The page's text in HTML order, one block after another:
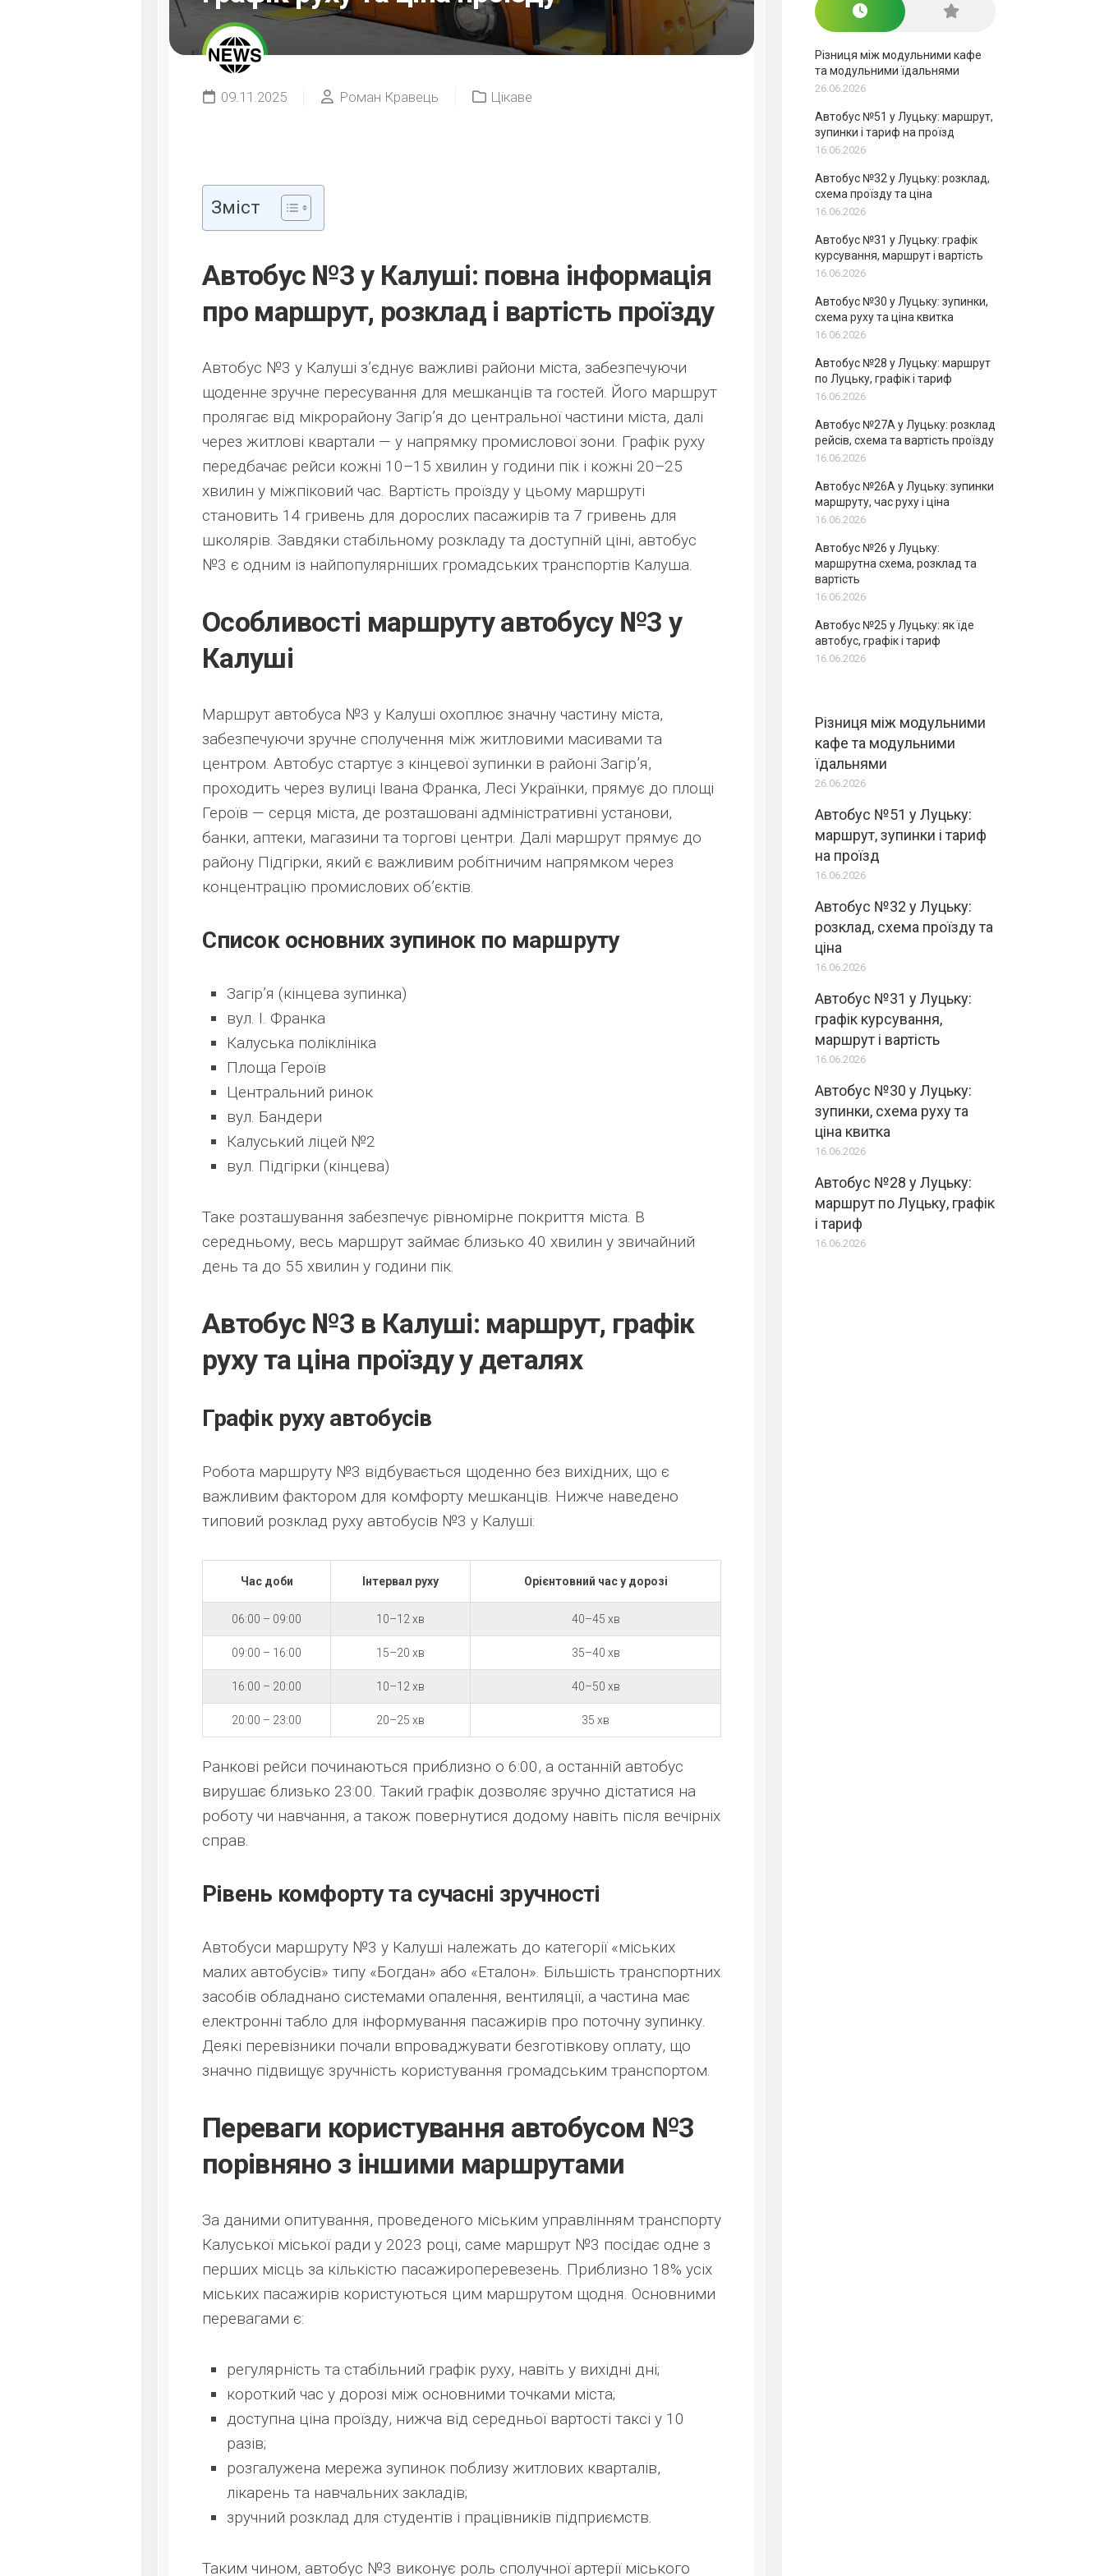
09.11.2025 Роман Кравець Цікаве
Зміст
Автобус №3 у Калуші: повна інформація
про маршрут, розклад і вартість проїзду
Автобус №3 у Калуші з’єднує важливі райони міста, забезпечуючи
щоденне зручне пересування для мешканців та гостей. Його маршрут
пролягає від мікрорайону Загір’я до центральної частини міста, далі
через житлові квартали — у напрямку промислової зони. Графік руху
передбачає рейси кожні 10–15 хвилин у години пік і кожні 20–25
хвилин у міжпіковий час. Вартість проїзду у цьому маршруті
становить 14 гривень для дорослих пасажирів та 7 гривень для
школярів. Завдяки стабільному розкладу та доступній ціні, автобус
№3 є одним із найпопулярніших громадських транспортів Калуша.
Особливості маршруту автобусу №3 у
Калуші
Маршрут автобуса №3 у Калуші охоплює значну частину міста,
забезпечуючи зручне сполучення між житловими масивами та
центром. Автобус стартує з кінцевої зупинки в районі Загір’я,
проходить через вулиці Івана Франка, Лесі Українки, прямує до площі
Героїв — серця міста, де розташовані адміністративні установи,
банки, аптеки, магазини та торгові центри. Далі маршрут прямує до
району Підгірки, який є важливим робітничим напрямком через
концентрацію промислових об’єктів.
Список основних зупинок по маршруту
Загір’я (кінцева зупинка)
вул. І. Франка
Калуська поліклініка
Площа Героїв
Центральний ринок
вул. Бандери
Калуський ліцей №2
вул. Підгірки (кінцева)
Таке розташування забезпечує рівномірне покриття міста. В
середньому, весь маршрут займає близько 40 хвилин у звичайний
день та до 55 хвилин у години пік.
Автобус №3 в Калуші: маршрут, графік
руху та ціна проїзду у деталях
Графік руху автобусів
Робота маршруту №3 відбувається щоденно без вихідних, що є
важливим фактором для комфорту мешканців. Нижче наведено
типовий розклад руху автобусів №3 у Калуші:
Час доби Інтервал руху Орієнтовний час у дорозі
06:00 – 09:00 10–12 хв 40–45 хв
09:00 – 16:00 15–20 хв 35–40 хв
16:00 – 20:00 10–12 хв 40–50 хв
20:00 – 23:00 20–25 хв 35 хв
Ранкові рейси починаються приблизно о 6:00, а останній автобус
вирушає близько 23:00. Такий графік дозволяє зручно дістатися на
роботу чи навчання, а також повернутися додому навіть після вечірніх
справ.
Рівень комфорту та сучасні зручності
Автобуси маршруту №3 у Калуші належать до категорії «міських
малих автобусів» типу «Богдан» або «Еталон». Більшість транспортних
засобів обладнано системами опалення, вентиляції, а частина має
електронні табло для інформування пасажирів про поточну зупинку.
Деякі перевізники почали впроваджувати безготівкову оплату, що
значно підвищує зручність користування громадським транспортом.
Переваги користування автобусом №3
порівняно з іншими маршрутами
За даними опитування, проведеного міським управлінням транспорту
Калуської міської ради у 2023 році, саме маршрут №3 посідає одне з
перших місць за кількістю пасажироперевезень. Приблизно 18% усіх
міських пасажирів користуються цим маршрутом щодня. Основними
перевагами є:
регулярність та стабільний графік руху, навіть у вихідні дні;
короткий час у дорозі між основними точками міста;
доступна ціна проїзду, нижча від середньої вартості таксі у 10
разів;
розгалужена мережа зупинок поблизу житлових кварталів,
лікарень та навчальних закладів;
зручний розклад для студентів і працівників підприємств.
Таким чином, автобус №3 виконує роль сполучної артерії міського
Різниця між модульними кафе
та модульними їдальнями
26.06.2026
Автобус №51 у Луцьку: маршрут,
зупинки і тариф на проїзд
16.06.2026
Автобус №32 у Луцьку: розклад,
схема проїзду та ціна
16.06.2026
Автобус №31 у Луцьку: графік
курсування, маршрут і вартість
16.06.2026
Автобус №30 у Луцьку: зупинки,
схема руху та ціна квитка
16.06.2026
Автобус №28 у Луцьку: маршрут
по Луцьку, графік і тариф
16.06.2026
Автобус №27А у Луцьку: розклад
рейсів, схема та вартість проїзду
16.06.2026
Автобус №26А у Луцьку: зупинки
маршруту, час руху і ціна
16.06.2026
Автобус №26 у Луцьку:
маршрутна схема, розклад та
вартість
16.06.2026
Автобус №25 у Луцьку: як їде
автобус, графік і тариф
16.06.2026
Різниця між модульними
кафе та модульними
їдальнями
26.06.2026
Автобус №51 у Луцьку:
маршрут, зупинки і тариф
на проїзд
16.06.2026
Автобус №32 у Луцьку:
розклад, схема проїзду та
ціна
16.06.2026
Автобус №31 у Луцьку:
графік курсування,
маршрут і вартість
16.06.2026
Автобус №30 у Луцьку:
зупинки, схема руху та
ціна квитка
16.06.2026
Автобус №28 у Луцьку:
маршрут по Луцьку, графік
і тариф
16.06.2026